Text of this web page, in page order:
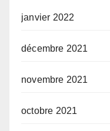
janvier 2022
décembre 2021
novembre 2021
octobre 2021